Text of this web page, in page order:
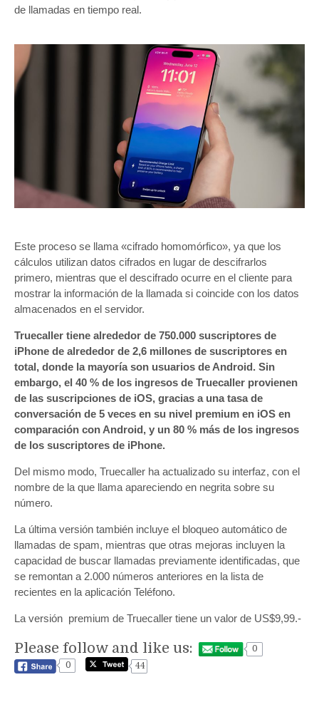
de llamadas en tiempo real.
Este proceso se llama «cifrado homomórfico», ya que los
cálculos utilizan datos cifrados en lugar de descifrarlos
primero, mientras que el descifrado ocurre en el cliente para
mostrar la información de la llamada si coincide con los datos
almacenados en el servidor.
Truecaller tiene alrededor de 750.000 suscriptores de
iPhone de alrededor de 2,6 millones de suscriptores en
total, donde la mayoría son usuarios de Android. Sin
embargo, el 40 % de los ingresos de Truecaller provienen
de las suscripciones de iOS, gracias a una tasa de
conversación de 5 veces en su nivel premium en iOS en
comparación con Android, y un 80 % más de los ingresos
de los suscriptores de iPhone.
Del mismo modo, Truecaller ha actualizado su interfaz, con el
nombre de la que llama apareciendo en negrita sobre su
número.
La última versión también incluye el bloqueo automático de
llamadas de spam, mientras que otras mejoras incluyen la
capacidad de buscar llamadas previamente identificadas, que
se remontan a 2.000 números anteriores en la lista de
recientes en la aplicación Teléfono.
La versión premium de Truecaller tiene un valor de US$9,99.-
Please follow and like us:
0
0
44